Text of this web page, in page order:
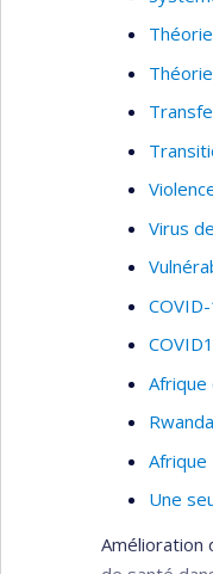
Virus
Afrique
Rwanda
Afrique
Une
Amélioration